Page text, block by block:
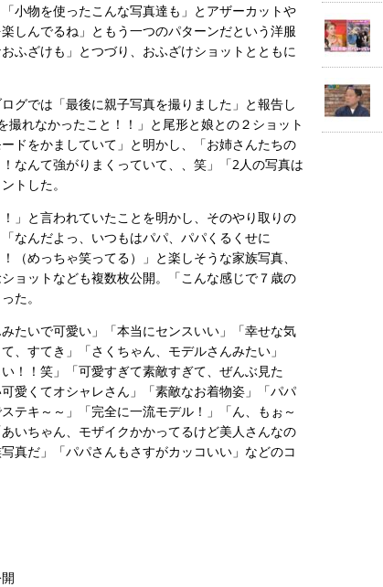
小物を使ったこんな写真達も」とアザーカットや
しんでるね」ともう一つのパターンだという洋服
ふざけも」とつづり、おふざけショットとともに
グでは「最後に親子写真を撮りました」と報告し
れなかったこと！！」と尾形と娘との２ショット
ドをかましていて」と明かし、「お姉さんたちの
なんて強がりまくっていて、、笑」「2人の写真は
トした。
」と言われていたことを明かし、そのやり取りの
なんだよっ、いつもはパパ、パパくるくせに
（めっちゃ笑ってる）」と楽しそうな家族写真、
ョットなども複数枚公開。「こんな感じで７歳の
た。
たいで可愛い」「本当にセンスいい」「幸せな気
、すてき」「さくちゃん、モデルさんみたい」
！！笑」「可愛すぎて素敵すぎて、ぜんぶ見た
愛くてオシャレさん」「素敵なお着物姿」「パパ
テキ～～」「完全に一流モデル！」「ん、もぉ～
いちゃん、モザイクかかってるけど美人さんなの
真だ」「パパさんもさすがカッコいい」などのコ